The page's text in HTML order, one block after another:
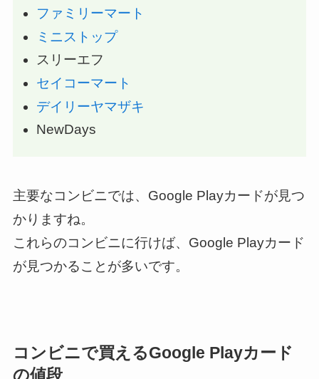
ファミリーマート
ミニストップ
スリーエフ
セイコーマート
デイリーヤマザキ
NewDays
主要なコンビニでは、Google Playカードが見つ
かりますね。
これらのコンビニに行けば、Google Playカード
が見つかることが多いです。
コンビニで買えるGoogle Playカード
の値段